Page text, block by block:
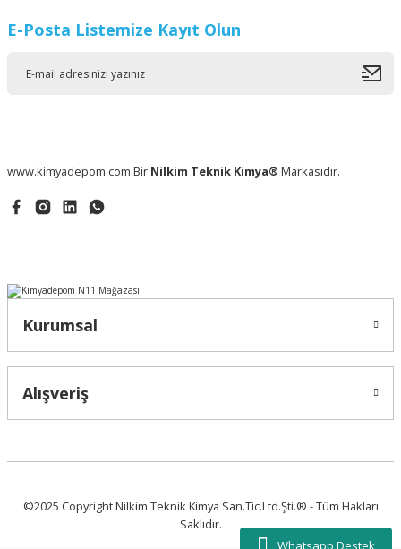
Whatsapp Destek
E-Posta Listemize Kayıt Olun
www.kimyadepom.com Bir Nilkim Teknik Kimya® Markasıdır.
Kurumsal
Alışveriş
©2025 Copyright Nilkim Teknik Kimya San.Tic.Ltd.Şti.® - Tüm Hakları
Saklıdır.